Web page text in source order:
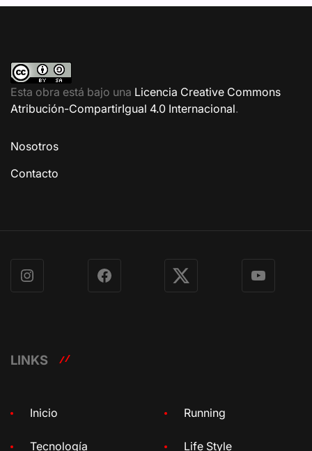
Esta obra está bajo una Licencia Creative Commons
Atribución-CompartirIgual 4.0 Internacional.
Nosotros
Contacto
Instagram Facebook X YouTube
LINKS
Inicio Running
Tecnología Life Style